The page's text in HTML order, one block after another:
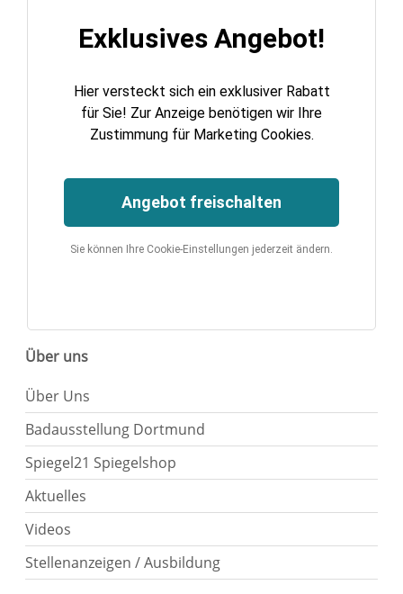
Exklusives Angebot!
Hier versteckt sich ein exklusiver Rabatt
für Sie! Zur Anzeige benötigen wir Ihre
Zustimmung für Marketing Cookies.
Angebot freischalten
Sie können Ihre Cookie-Einstellungen jederzeit ändern.
Über uns
Über Uns
Badausstellung Dortmund
Spiegel21 Spiegelshop
Aktuelles
Videos
Stellenanzeigen / Ausbildung